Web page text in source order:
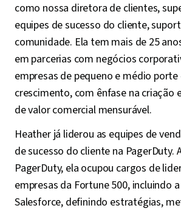
como nossa diretora de clientes,
equipes de sucesso do cliente,
comunidade. Ela tem mais de 25
em parcerias com negócios
empresas de pequeno e médio
crescimento, com ênfase na criação
de valor comercial mensurável.
Heather já liderou as equipes de
de sucesso do cliente na PagerDuty.
PagerDuty, ela ocupou cargos de
empresas da Fortune 500, incluindo
Salesforce, definindo estratégias,